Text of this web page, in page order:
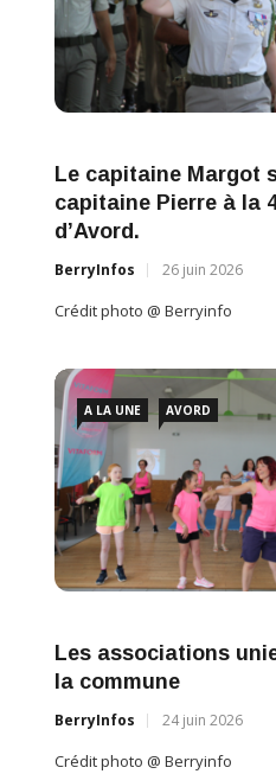
Le capitaine Margot
capitaine Pierre à la
d’Avord.
BerryInfos 26 juin 2026
Crédit photo @ Berryinfo
A LA UNE AVORD
Les associations
la commune
BerryInfos 24 juin 2026
Crédit photo @ Berryinfo